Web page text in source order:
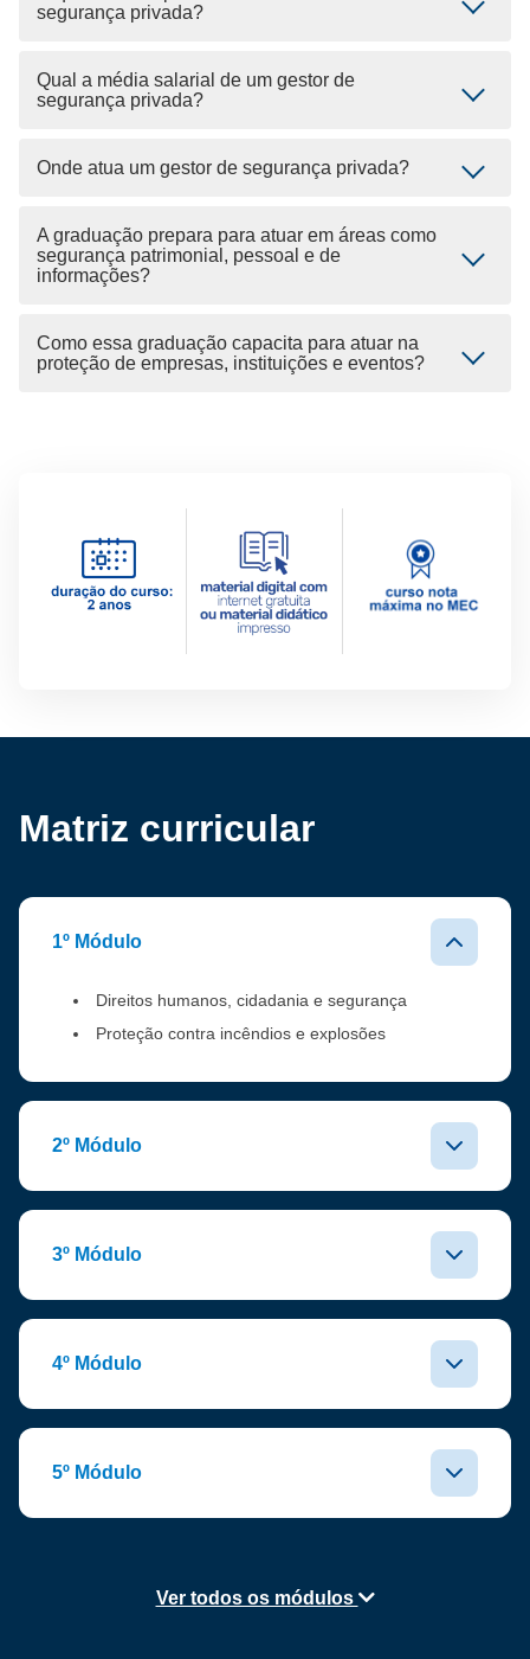
segurança privada?
Qual a média salarial de um gestor de
segurança privada?
Onde atua um gestor de segurança privada?
A graduação prepara para atuar em áreas como
segurança patrimonial, pessoal e de
informações?
Como essa graduação capacita para atuar na
proteção de empresas, instituições e eventos?
Matriz curricular
1º Módulo
Direitos humanos, cidadania e segurança
Proteção contra incêndios e explosões
2º Módulo
3º Módulo
4º Módulo
5º Módulo
Ver todos os módulos